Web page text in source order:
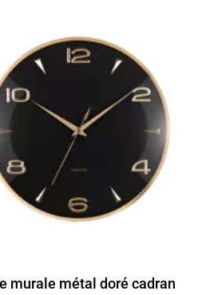
murale métal doré cadran